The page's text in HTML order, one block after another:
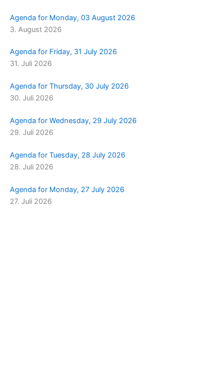
Agenda for Monday, 03 August 2026
3. August 2026
Agenda for Friday, 31 July 2026
31. Juli 2026
Agenda for Thursday, 30 July 2026
30. Juli 2026
Agenda for Wednesday, 29 July 2026
29. Juli 2026
Agenda for Tuesday, 28 July 2026
28. Juli 2026
Agenda for Monday, 27 July 2026
27. Juli 2026